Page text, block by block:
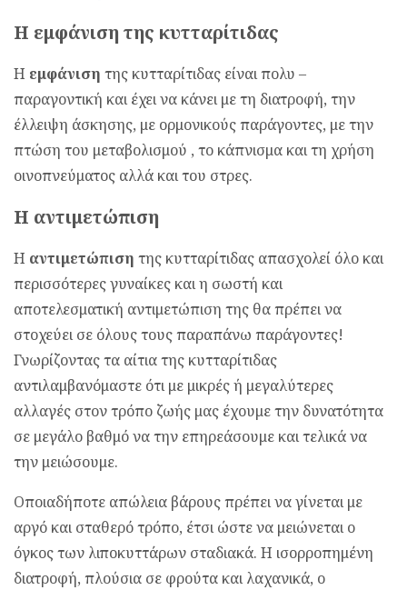
Η εμφάνιση της κυτταρίτιδας
Η εμφάνιση της κυτταρίτιδας είναι πολυ –
παραγοντική και έχει να κάνει με τη διατροφή, την
έλλειψη άσκησης, με ορμονικούς παράγοντες, με την
πτώση του μεταβολισμού , το κάπνισμα και τη χρήση
οινοπνεύματος αλλά και του στρες.
Η αντιμετώπιση
Η αντιμετώπιση της κυτταρίτιδας απασχολεί όλο και
περισσότερες γυναίκες και η σωστή και
αποτελεσματική αντιμετώπιση της θα πρέπει να
στοχεύει σε όλους τους παραπάνω παράγοντες!
Γνωρίζοντας τα αίτια της κυτταρίτιδας
αντιλαμβανόμαστε ότι με μικρές ή μεγαλύτερες
αλλαγές στον τρόπο ζωής μας έχουμε την δυνατότητα
σε μεγάλο βαθμό να την επηρεάσουμε και τελικά να
την μειώσουμε.
Οποιαδήποτε απώλεια βάρους πρέπει να γίνεται με
αργό και σταθερό τρόπο, έτσι ώστε να μειώνεται ο
όγκος των λιποκυττάρων σταδιακά. Η ισορροπημένη
διατροφή, πλούσια σε φρούτα και λαχανικά, ο